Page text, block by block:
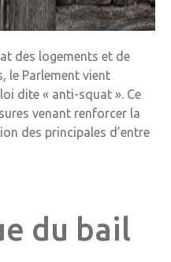
des logements et de
le Parlement vient
dite « anti-squat ». Ce
venant renforcer la
des principales d’entre
du bail